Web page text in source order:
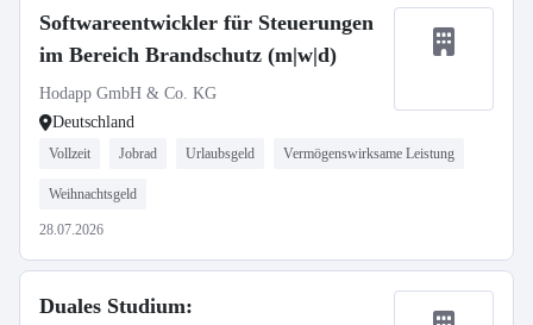
Softwareentwickler für Steuerungen
im Bereich Brandschutz (m|w|d)
Hodapp GmbH & Co. KG
Deutschland
Vollzeit Jobrad Urlaubsgeld Vermögenswirksame Leistung
Weihnachtsgeld
28.07.2026
Duales Studium: